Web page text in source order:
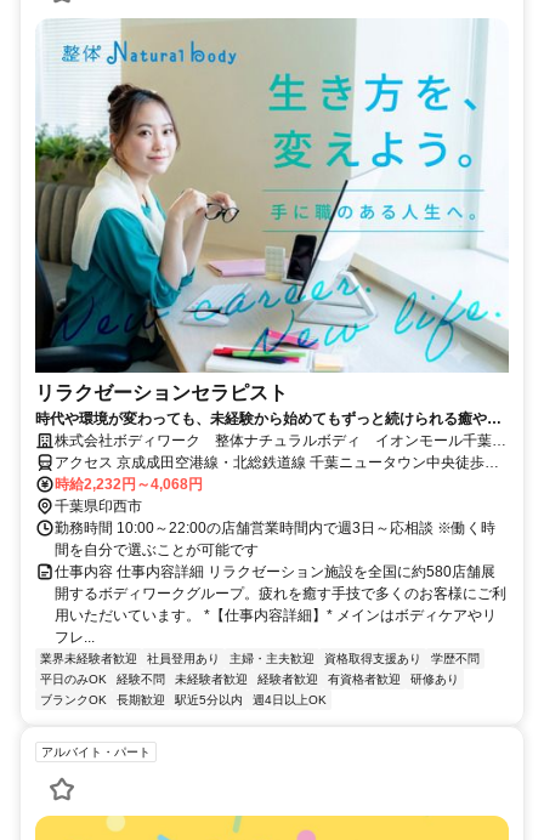
リラクゼーションセラピスト
時代や環境が変わっても、未経験から始めてもずっと続けられる癒やし
の仕事。手に職を身につけて、生き方を変えよう。
株式会社ボディワーク 整体ナチュラルボディ イオンモール千葉ニ
ュータウン店
アクセス 京成成田空港線・北総鉄道線 千葉ニュータウン中央徒歩約8
分、京成成田空港線・北総鉄道線 小室北口徒歩約49分、京成成田空
港線・北総鉄道線 印西牧の原北口徒歩約70分 最寄駅：千葉ニュータ
ウン駅
時給2,232円～4,068円
千葉県印西市
勤務時間 10:00～22:00の店舗営業時間内で週3日～応相談 ※働く時
間を自分で選ぶことが可能です
仕事内容 仕事内容詳細 リラクゼーション施設を全国に約580店舗展
開するボディワークグループ。疲れを癒す手技で多くのお客様にご利
用いただいています。 *【仕事内容詳細】* メインはボディケアやリ
フレ...
業界未経験者歓迎 社員登用あり 主婦・主夫歓迎 資格取得支援あり
学歴不問
平日のみOK
経験不問 未経験者歓迎 経験者歓迎 有資格者歓迎
研修あり
ブランクOK
長期歓迎 駅近5分以内 週4日以上OK
アルバイト・パート